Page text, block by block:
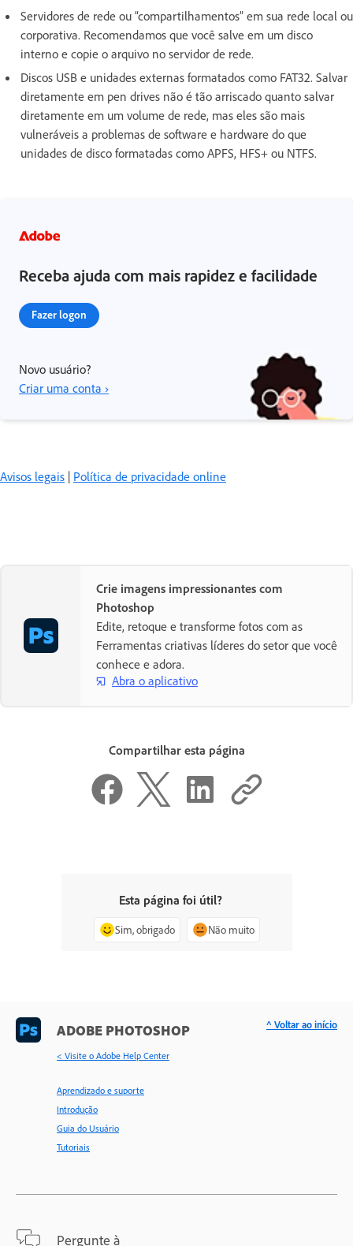
Servidores de rede ou “compartilhamentos” em sua rede local ou
corporativa. Recomendamos que você salve em um disco
interno e copie o arquivo no servidor de rede.
Discos USB e unidades externas formatados como FAT32. Salvar
diretamente em pen drives não é tão arriscado quanto salvar
diretamente em um volume de rede, mas eles são mais
vulneráveis a problemas de software e hardware do que
unidades de disco formatadas como APFS, HFS+ ou NTFS.
Receba ajuda com mais rapidez e facilidade
Fazer logon
Novo usuário?
Criar uma conta ›
Avisos legais | Política de privacidade online
Crie imagens impressionantes com
Photoshop
Edite, retoque e transforme fotos com as
Ferramentas criativas líderes do setor que você
conhece e adora.
Abra o aplicativo
Compartilhar esta página
Esta página foi útil?
Sim, obrigado Não muito
ADOBE PHOTOSHOP
< Visite o Adobe Help Center
Aprendizado e suporte
Introdução
Guia do Usuário
Tutoriais
Pergunte à
^ Voltar ao início